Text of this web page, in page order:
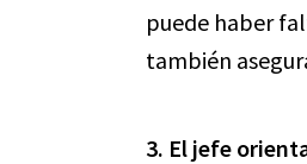
puede haber
también
3. El jefe